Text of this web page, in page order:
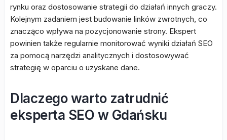
rynku oraz dostosowanie strategii do działań innych graczy.
Kolejnym zadaniem jest budowanie linków zwrotnych, co
znacząco wpływa na pozycjonowanie strony. Ekspert
powinien także regularnie monitorować wyniki działań SEO
za pomocą narzędzi analitycznych i dostosowywać
strategię w oparciu o uzyskane dane.
Dlaczego warto zatrudnić
eksperta SEO w Gdańsku